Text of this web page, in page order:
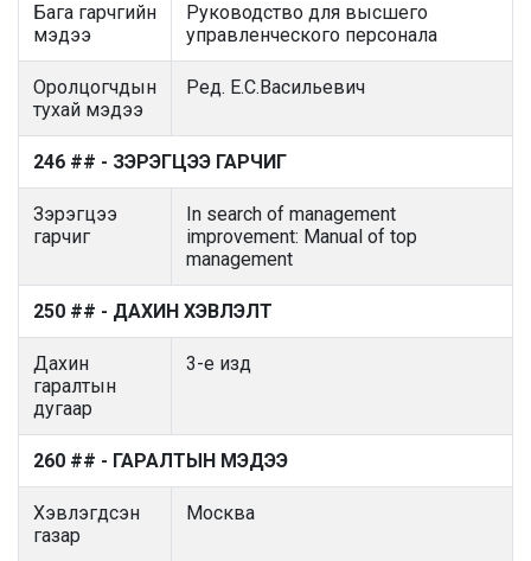
Бага гарчгийн
мэдээ
Руководство для высшего
управленческого персонала
Оролцогчдын
тухай мэдээ
Ред. Е.С.Васильевич
246 ## - ЗЭРЭГЦЭЭ ГАРЧИГ
Зэрэгцээ
гарчиг
In search of management
improvement: Manual of top
management
250 ## - ДАХИН ХЭВЛЭЛТ
Дахин
гаралтын
дугаар
3-е изд
260 ## - ГАРАЛТЫН МЭДЭЭ
Хэвлэгдсэн
газар
Москва